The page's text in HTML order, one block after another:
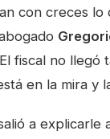
con creces
fiscal no
en la mira y
a